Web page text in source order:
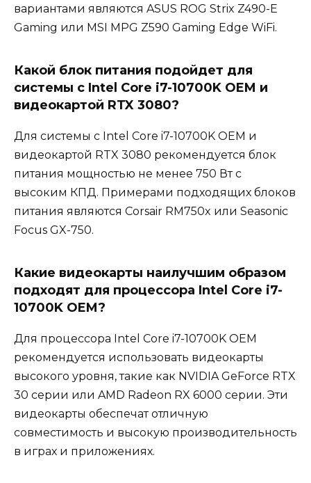
вариантами являются ASUS ROG Strix Z490-E
Gaming или MSI MPG Z590 Gaming Edge WiFi.
Какой блок питания подойдет для
системы с Intel Core i7-10700K OEM и
видеокартой RTX 3080?
Для системы с Intel Core i7-10700K OEM и
видеокартой RTX 3080 рекомендуется блок
питания мощностью не менее 750 Вт с
высоким КПД. Примерами подходящих блоков
питания являются Corsair RM750x или Seasonic
Focus GX-750.
Какие видеокарты наилучшим образом
подходят для процессора Intel Core i7-
10700K OEM?
Для процессора Intel Core i7-10700K OEM
рекомендуется использовать видеокарты
высокого уровня, такие как NVIDIA GeForce RTX
30 серии или AMD Radeon RX 6000 серии. Эти
видеокарты обеспечат отличную
совместимость и высокую производительность
в играх и приложениях.